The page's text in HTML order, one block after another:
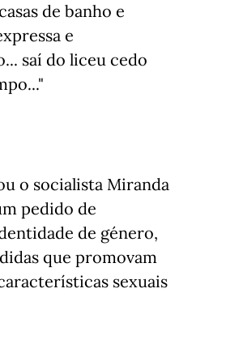
de banho e
e
saí do liceu cedo
o socialista Miranda
pedido de
de género,
que promovam
sexuais